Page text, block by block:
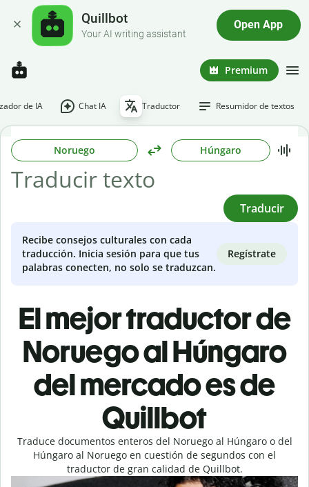
Quillbot
Your AI writing assistant
Open App
Premium
de IA Chat IA Traductor Resumidor de textos
Noruego Húngaro
Traducir
Recibe consejos culturales con cada
traducción. Inicia sesión para que tus
palabras conecten, no solo se traduzcan.
Regístrate
El mejor traductor de
Noruego al Húngaro
del mercado es de
Quillbot
Traduce documentos enteros del Noruego al Húngaro o del
Húngaro al Noruego en cuestión de segundos con el
traductor de gran calidad de Quillbot.